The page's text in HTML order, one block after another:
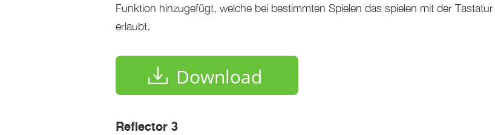
Funktion hinzugefügt, welche bei bestimmten Spielen das spielen mit der Tastatur
erlaubt.
Download
Reflector 3